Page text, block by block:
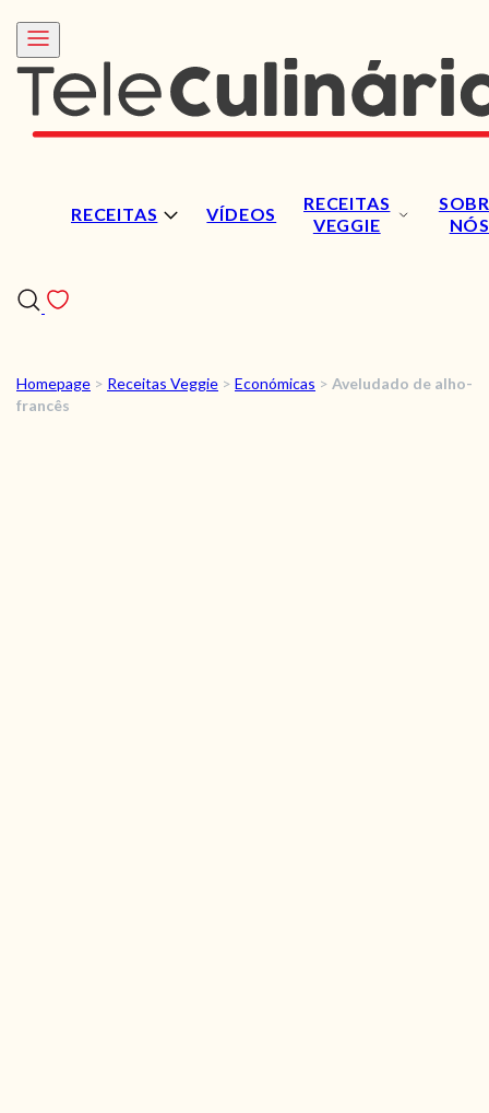
RECEITAS VÍDEOS
RECEITAS
VEGGIE
NÓS
RECEITAS
Homepage > Receitas Veggie > Económicas > Aveludado de alho-
francês